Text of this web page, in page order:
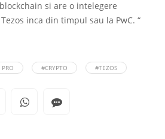
si are o intelegere
inca din timpul sau la PwC. “
#CRYPTO #TEZOS